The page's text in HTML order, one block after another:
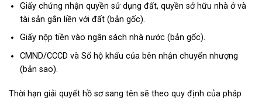
Giấy chứng nhận quyền sử dụng đất, quyền sở hữu nhà ở và
tài sản gắn liền với đất (bản gốc).
Giấy nộp tiền vào ngân sách nhà nước (bản gốc).
CMND/CCCD và Sổ hộ khẩu của bên nhận chuyển nhượng
(bản sao).
Thời hạn giải quyết hồ sơ sang tên sẽ theo quy định của pháp